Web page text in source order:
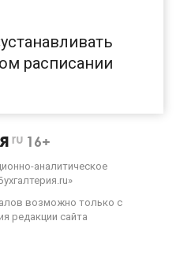
расписании
ru 16+
аналитическое
возможно только с
редакции сайта